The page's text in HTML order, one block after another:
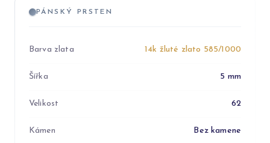
PÁNSKÝ PRSTEN
Barva zlata 14k žluté zlato 585/1000
Šířka 5 mm
Velikost 62
Kámen Bez kamene